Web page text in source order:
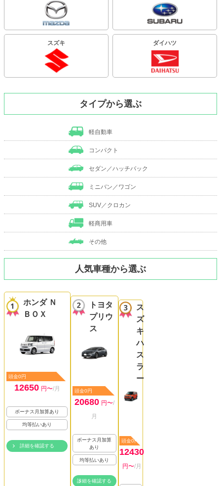
スズキ ダイハツ
タイプから選ぶ
軽自動車
コンパクト
セダン／ハッチバック
ミニバン／ワゴン
SUV／クロカン
軽商用車
その他
人気車種から選ぶ
ホンダ Ｎ
ＢＯＸ
頭金0円
12650 円〜/月
ボーナス月加算あり
均等払いあり
詳細を確認する
トヨタ
プリウ
ス
頭金0円
20680 円〜/
月
ボーナス月加算
あり
均等払いあり
詳細を確認する
ス
ズ
キ
ハ
ス
ラ
ー
頭金0円
12430
円〜/月